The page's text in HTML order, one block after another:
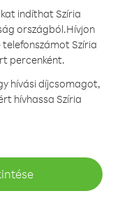
indíthat Szíria
országból.Hívjon
telefonszámot Szíria
percenként.
hívási díjcsomagot,
hívhassa Szíria